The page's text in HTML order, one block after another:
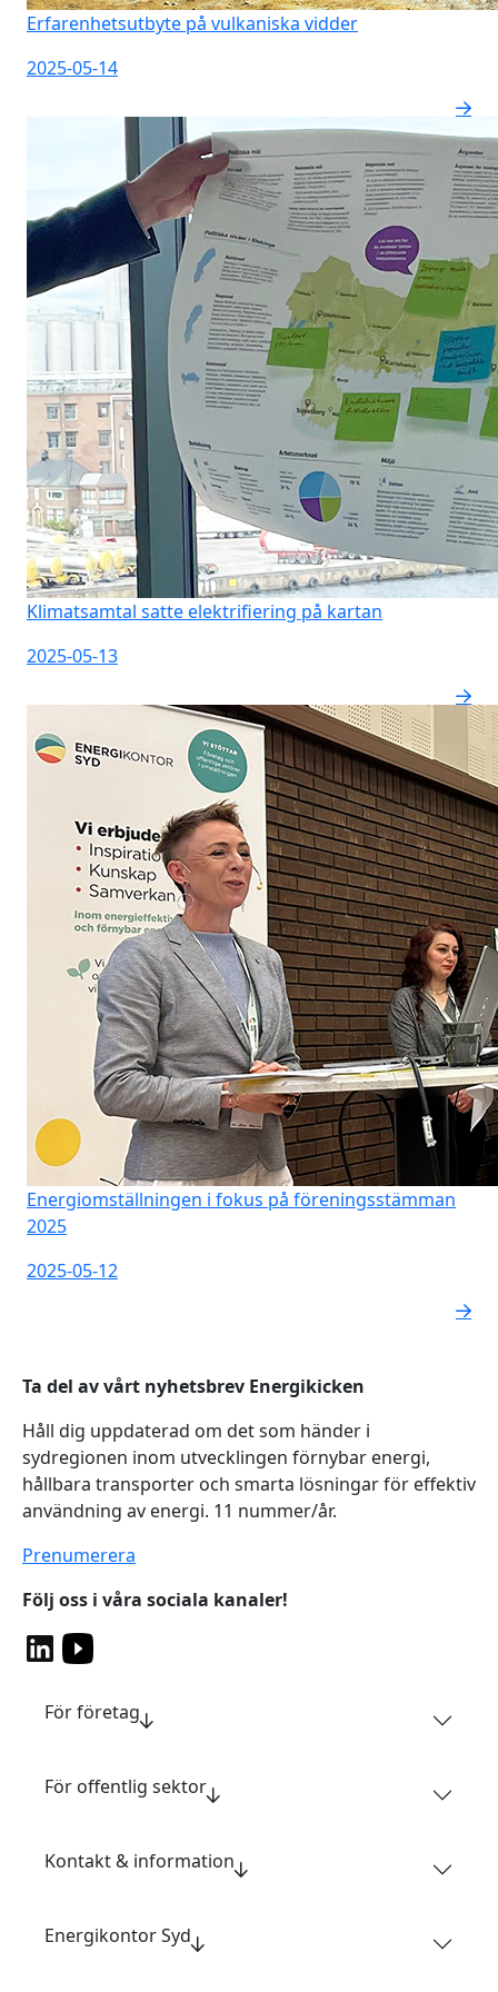
Erfarenhetsutbyte på vulkaniska vidder
2025-05-14
Klimatsamtal satte elektrifiering på kartan
2025-05-13
Energiomställningen i fokus på föreningsstämman
2025
2025-05-12
Ta del av vårt nyhetsbrev Energikicken
Håll dig uppdaterad om det som händer i
sydregionen inom utvecklingen förnybar energi,
hållbara transporter och smarta lösningar för effektiv
användning av energi. 11 nummer/år.
Prenumerera
Följ oss i våra sociala kanaler!
För företag
För offentlig sektor
Kontakt & information
Energikontor Syd